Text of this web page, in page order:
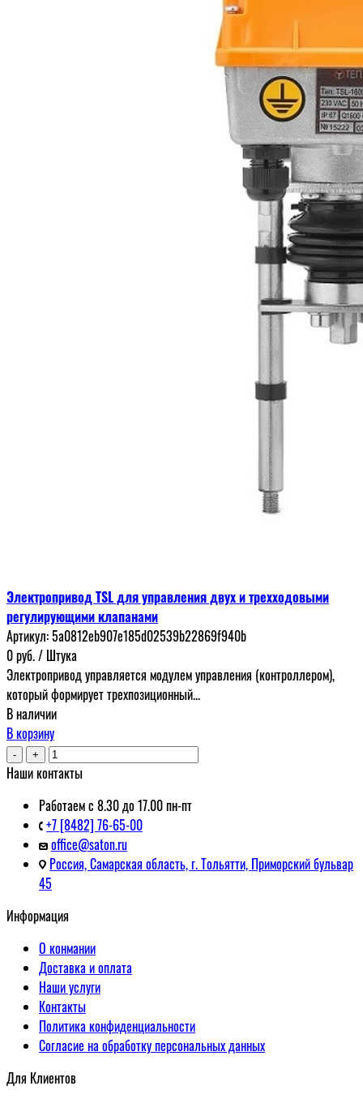
Электропривод TSL для управления двух и трехходовыми
регулирующими клапанами
Артикул:5a0812eb907e185d02539b22869f940b
0руб./ Штука
Электропривод управляется модулем управления (контроллером),
который формирует трехпозиционный...
В наличии
В корзину
- +
Наши контакты
Работаем с 8.30 до 17.00 пн-пт
+7 [8482] 76-65-00
office@saton.ru
Россия, Самарская область, г. Тольятти, Приморский бульвар
45
Информация
О конмании
Доставка и оплата
Наши услуги
Контакты
Политика конфиденциальности
Согласие на обработку персональных данных
Для Клиентов